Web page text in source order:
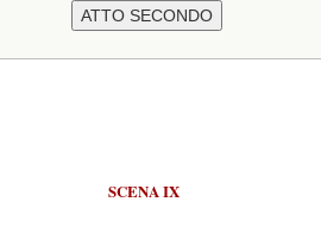
SCENA IX